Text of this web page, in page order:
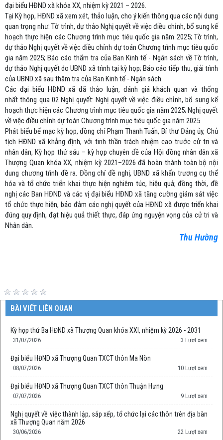
đại biểu HĐND xã khóa XX, nhiệm kỳ 2021 – 2026.
Tại Kỳ họp, HĐND xãxem xét, thảo luận, cho ý kiến thông qua các nội dung
quan trọng như:Tờ trình, dự thảo Nghị quyết về việc điều chỉnh, bổ sung kế
hoạch thực hiện các Chương trình mục tiêu quốc gia năm 2025; Tờ trình,
dự thảo Nghị quyết về việc điều chỉnh dự toán Chương trình mục tiêu quốc
gia năm 2025; Báo cáo thẩm tra của Ban Kinh tế - Ngân sách về Tờ trình,
dự thảo Nghị quyết do UBND xã trình tại kỳ họp; Báo cáo tiếp thu, giải trình
của UBND xã sau thâm tra của Ban Kinh tế - Ngân sách.
Các đại biểu HĐNDxãđã thảo luận, đánh giá khách quan và thống
nhất thông qua 02 Nghị quyết:Nghị quyết về việc điều chỉnh, bổ sung kế
hoạch thực hiện các Chương trình mục tiêu quốc gia năm 2025; Nghị quyết
về việc điều chỉnh dự toán Chương trình mục tiêu quốc gia năm 2025.
Phát biểu bế mạc kỳ họp, đồng chí Phạm Thanh Tuấn, Bí thư Đảng ủy, Chủ
tịch HĐND xã khẳng định, với tinh thần trách nhiệm cao trước cử tri và
nhân dân, Kỳ họp thứ sáu – kỳ họp chuyên đề của Hội đồng nhân dân xã
Thượng Quan khóa XX, nhiệm kỳ 2021–2026 đã hoàn thành toàn bộ nội
dung chương trình đề ra. Đồng chí đề nghị,UBND xã khẩn trương cụ thể
hóa và tổ chức triển khai thực hiện nghiêm túc, hiệu quả; đồng thời, đề
nghị các Ban HĐND và các vị đại biểu HĐND xã tăng cường giám sát việc
tổ chức thực hiện, bảo đảm các nghị quyết của HĐND xã được triển khai
đúng quy định, đạt hiệu quả thiết thực, đáp ứng nguyện vọng của cử tri và
Nhân dân.
Thu Hường
BÀI VIẾT LIÊN QUAN
Kỳ họp thứ Ba HĐND xã Thượng Quan khóa XXI, nhiệm kỳ 2026 - 2031
31/07/2026 3 Lượt xem
Đại biểu HĐND xã Thượng Quan TXCT thôn Ma Nòn
08/07/2026 10 Lượt xem
Đại biểu HĐND xã Thượng Quan TXCT thôn Thuận Hưng
07/07/2026 9 Lượt xem
Nghị quyết về việc thành lập, sắp xếp, tổ chức lại các thôn trên địa bàn
xã Thượng Quan năm 2026
30/06/2026 22 Lượt xem